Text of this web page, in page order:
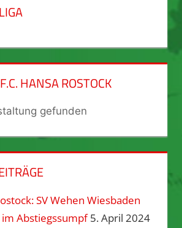
HANSA ROSTOCK
gefunden
SV Wehen Wiesbaden
Abstiegssumpf 5. April 2024